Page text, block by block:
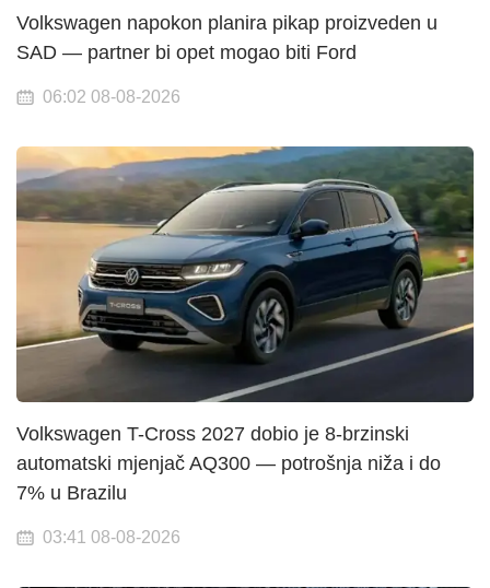
Volkswagen napokon planira pikap proizveden u
SAD — partner bi opet mogao biti Ford
06:02 08-08-2026
Volkswagen T-Cross 2027 dobio je 8-brzinski
automatski mjenjač AQ300 — potrošnja niža i do
7% u Brazilu
03:41 08-08-2026